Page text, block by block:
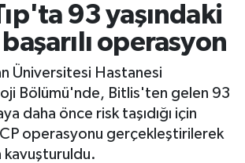
93 yaşındaki
operasyon
Üniversitesi Hastanesi
Bölümü'nde, Bitlis'ten gelen 93
daha önce risk taşıdığı için
operasyonu gerçekleştirilerek
kavuşturuldu.
Haberleri